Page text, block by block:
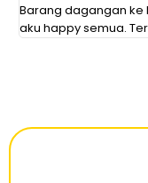
Barang dagangan
aku happy semua.